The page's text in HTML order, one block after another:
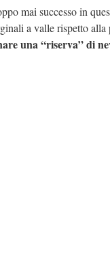
mai successo in
a valle rispetto alla
una “riserva” di